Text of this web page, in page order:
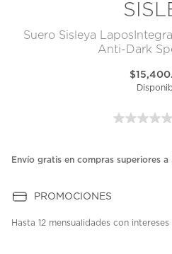
Suero Sisleya
Anti-Dark
Envío gratis en compras superiores a
PROMOCIONES
Hasta 12 mensualidades con intereses